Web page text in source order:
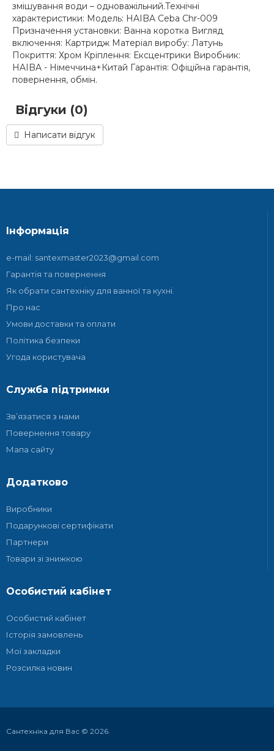
змішування води – одноважільний.Технічні
характеристики: Модель: HAIBA Ceba Chr-009
Призначення установки: Ванна коротка Вигляд
включення: Картридж Матеріал виробу: Латунь
Покриття: Хром Кріплення: Ексцентрики Виробник:
HAIBA - Німеччина+Китай Гарантія: Офіційна гарантія,
повернення, обмін.
Відгуки (0)
Написати відгук
Інформація
e-mail: santexmaster2023@gmail.com
Гарантія та повернення
Як обрати сантехніку для ванної та кухні.
Про нас
Умови доставки та оплати
Політика безпеки
Угода користувача
Служба підтримки
Зв’язатися з нами
Повернення товару
Мапа сайту
Додатково
Виробники
Подарункові сертифікати
Партнери
Товари зі знижкою
Особистий кабінет
Особистий кабінет
Історія замовлень
Мої закладки
Розсилка новин
Сантехніка для Вас © 2026.